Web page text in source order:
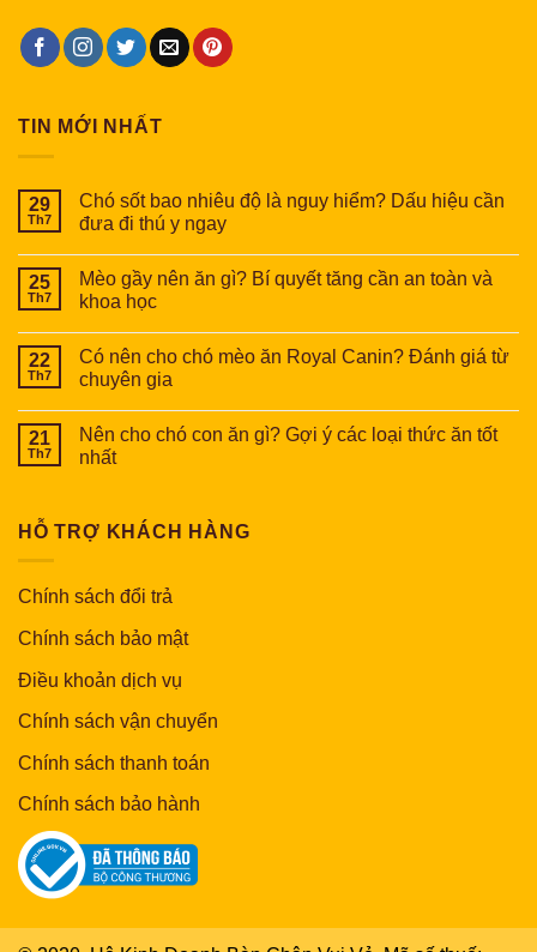
TIN MỚI NHẤT
29
Th7
Chó sốt bao nhiêu độ là nguy hiểm? Dấu hiệu cần
đưa đi thú y ngay
25
Th7
Mèo gầy nên ăn gì? Bí quyết tăng cần an toàn và
khoa học
22
Th7
Có nên cho chó mèo ăn Royal Canin? Đánh giá từ
chuyên gia
21
Th7
Nên cho chó con ăn gì? Gợi ý các loại thức ăn tốt
nhất
HỖ TRỢ KHÁCH HÀNG
Chính sách đổi trả
Chính sách bảo mật
Điều khoản dịch vụ
Chính sách vận chuyển
Chính sách thanh toán
Chính sách bảo hành